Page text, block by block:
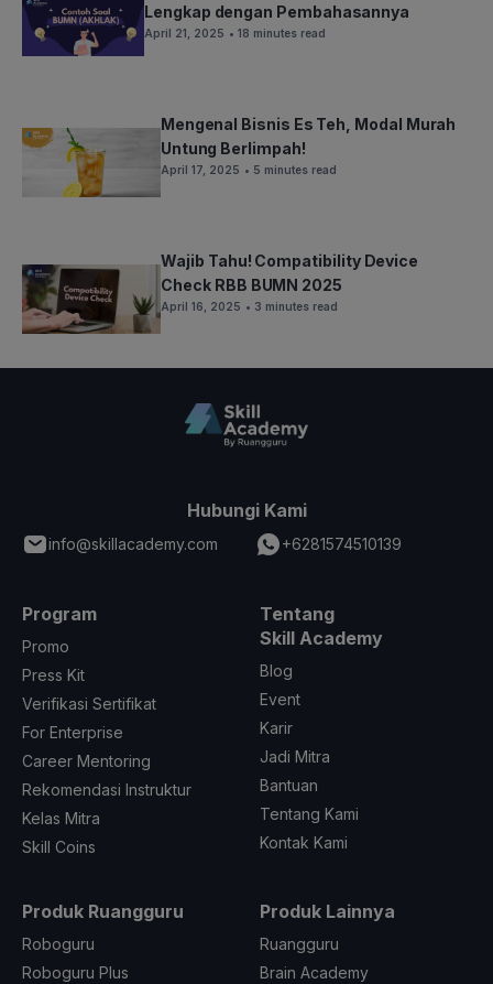
Lengkap dengan Pembahasannya
April 21, 2025 • 18 minutes read
Mengenal Bisnis Es Teh, Modal Murah
Untung Berlimpah!
April 17, 2025 • 5 minutes read
Wajib Tahu! Compatibility Device
Check RBB BUMN 2025
April 16, 2025 • 3 minutes read
Hubungi Kami
info@skillacademy.com +6281574510139
Program
Promo
Press Kit
Verifikasi Sertifikat
For Enterprise
Career Mentoring
Rekomendasi Instruktur
Kelas Mitra
Skill Coins
Tentang
Skill Academy
Blog
Event
Karir
Jadi Mitra
Bantuan
Tentang Kami
Kontak Kami
Produk Ruangguru
Roboguru
Roboguru Plus
Produk Lainnya
Ruangguru
Brain Academy